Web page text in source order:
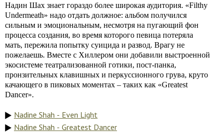
Надин Шах знает гораздо более широкая аудитория. «Filthy
Undermeath» надо отдать должное: альбом получился
сильным и эмоциональным, несмотря на пугающий фон
процесса создания, во время которого певица потеряла
мать, пережила попытку суицида и развод. Врагу не
пожелаешь. Вместе с Хиллером они добавили выстроенной
экосистеме театрализованной готики, пост-панка,
пронзительных клавишных и перкуссионного грува, круто
качающего в пиковых моментах – таких как «Greatest
Dancer».
Nadine Shah - Even Light
Nadine Shah - Greatest Dancer